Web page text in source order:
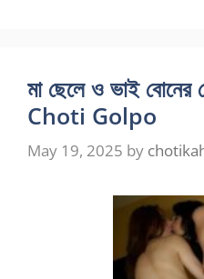
মা ছেলে ও ভাই
Choti Golpo
May 19, 2025 by